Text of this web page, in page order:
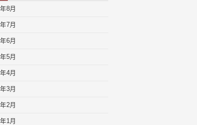
8月
7月
6月
5月
4月
3月
2月
1月